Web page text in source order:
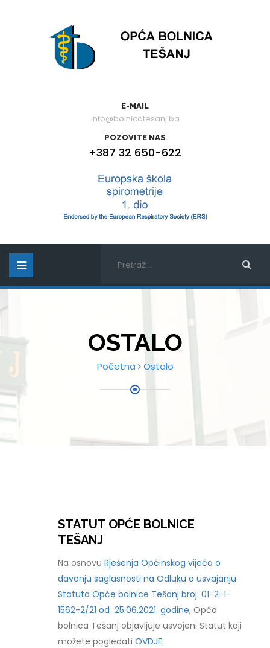
E-MAIL
info@bolnicatesanj.ba
POZOVITE NAS
+387 32 650-622
OSTALO
Početna Ostalo
STATUT OPĆE BOLNICE
TEŠANJ
Na osnovuRješenja Općinskog vijeća o
davanju saglasnosti na Odluku o usvajanju
Statuta Opće bolnice Tešanj broj: 01-2-1-
1562-2/21 od 25.06.2021. godine, Opća
bolnica Tešanj objavljuje usvojeni Statut koji
možete pogledatiOVDJE.